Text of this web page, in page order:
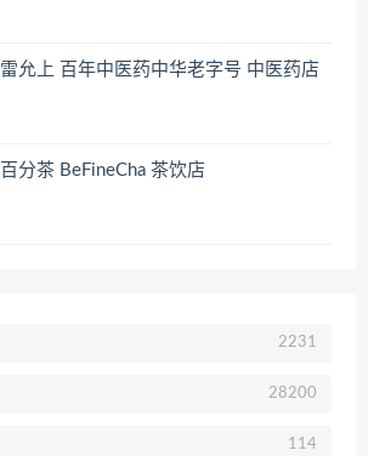
雷允上 百年中医药中华老字号 中医药店
百分茶 BeFineCha 茶饮店
2231
28200
114